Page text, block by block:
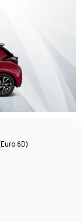
6D)